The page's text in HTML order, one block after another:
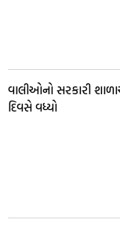
વાલીઓનો સરકારી
દિવસે વધ્યો